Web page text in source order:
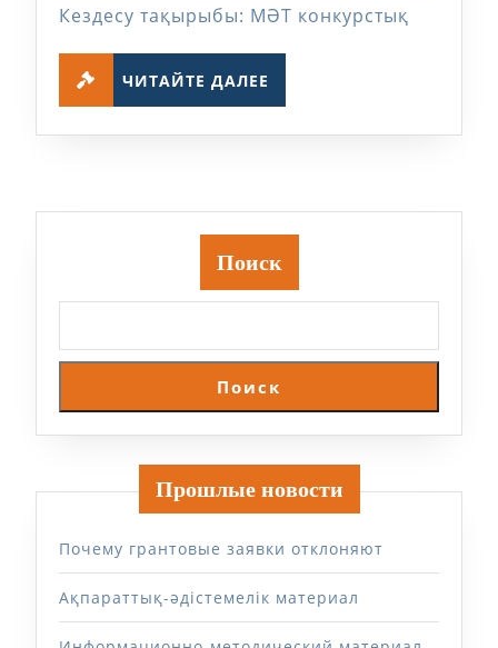
Кездесу тақырыбы: МӘТ конкурстық
ЧИТАЙТЕ ДАЛЕЕ
Поиск
Поиск
Прошлые новости
Почему грантовые заявки отклоняют
Ақпараттық-әдістемелік материал